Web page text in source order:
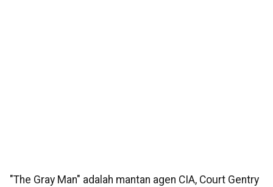
"The Gray Man" adalah mantan agen CIA, Court Gentry